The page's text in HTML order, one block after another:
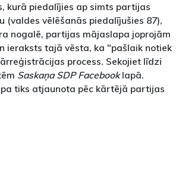
kurā piedalījies ap simts partijas
(valdes vēlēšanās piedalījušies 87),
nogalē, partijas mājaslapa joprojām
ieraksts tajā vēsta, ka "pašlaik notiek
process. Sekojiet līdzi
Saskaņa SDP Facebooklapā.
tiks atjaunota pēc kārtējā partijas